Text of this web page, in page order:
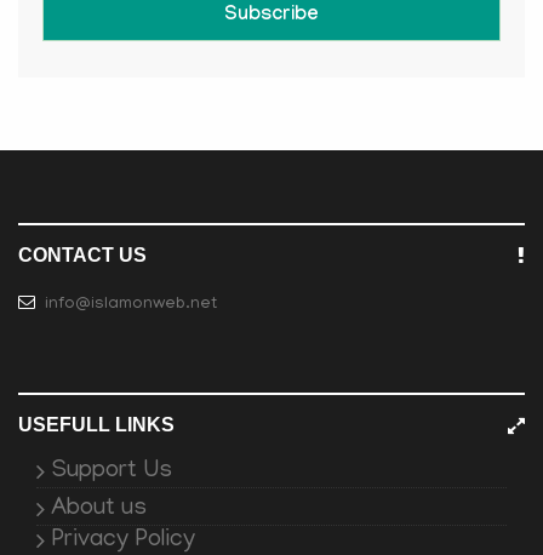
Subscribe
CONTACT US
info@islamonweb.net
USEFULL LINKS
Support Us
About us
Privacy Policy